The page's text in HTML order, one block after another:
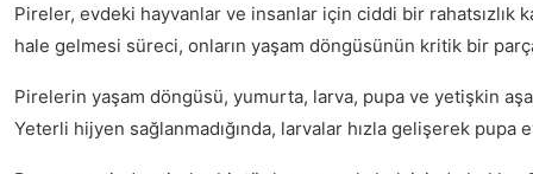
Pireler, evdeki hayvanlar ve insanlar için ciddi bir rahatsızlık
hale gelmesi süreci, onların yaşam döngüsünün kritik bir
Pirelerin yaşam döngüsü, yumurta, larva, pupa ve yetişkin
Yeterli hijyen sağlanmadığında, larvalar hızla gelişerek pupa